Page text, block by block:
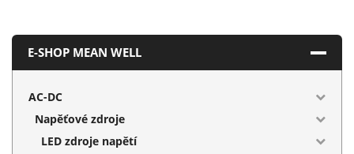
E-SHOP MEAN WELL
AC-DC
Napěťové zdroje
LED zdroje napětí